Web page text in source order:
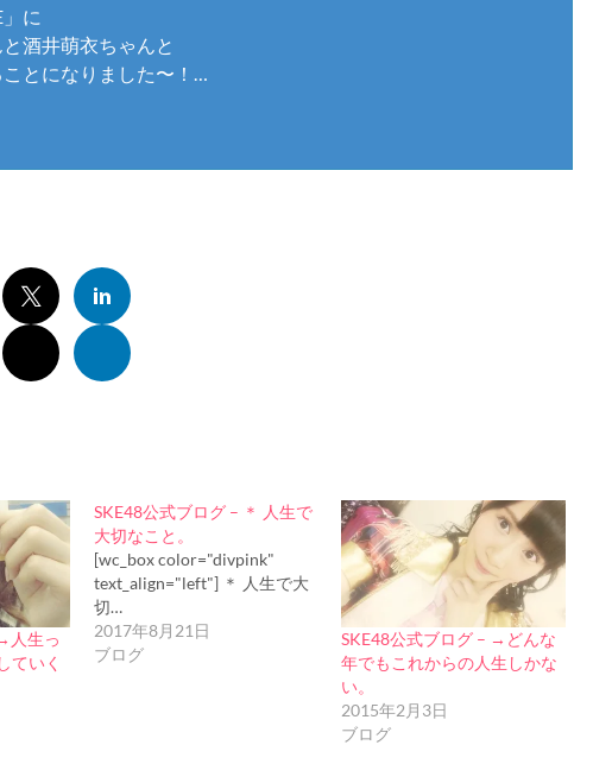
に
酒井萌衣ちゃんと
とになりました〜！…
人生っ
ていく
SKE48公式ブログ – ＊ 人生で
大切なこと。
[wc_box color="divpink"
text_align="left"] ＊ 人生で大
切…
2017年8月21日
ブログ
SKE48公式ブログ – →どんな
年でもこれからの人生しかな
い。
2015年2月3日
ブログ